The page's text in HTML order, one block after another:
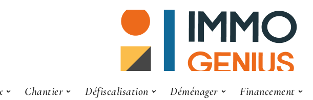
Chantier Défiscalisation Déménager Financement